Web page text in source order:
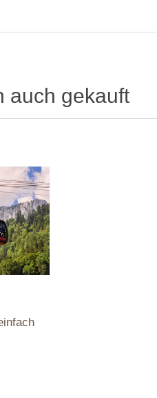
auch gekauft